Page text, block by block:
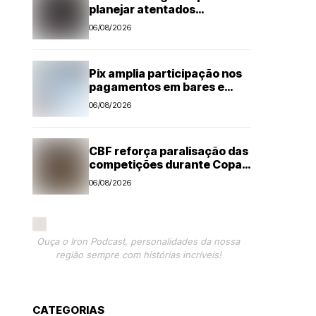
planejar atentados
no período eleitoral
06/08/2026
Pix amplia participação nos
pagamentos em bares e
restaurantes
06/08/2026
CBF reforça paralisação das
competições durante Copa
Feminina em 2027
06/08/2026
Ouça o Iron Podcast, personalidades da nossa
região sempre com histórias incríveis!
CATEGORIAS